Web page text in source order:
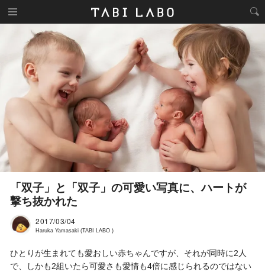
「双子」と「双子」の可愛い写真に、ハートが
撃ち抜かれた
2017/03/04
Haruka Yamasaki (TABI LABO )
ひとりが生まれても愛おしい赤ちゃんですが、それが同時に2人
で、しかも2組いたら可愛さも愛情も4倍に感じられるのではない